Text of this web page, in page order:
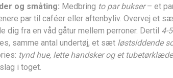
og småting: Medbring to par bukser– et
par til caféer eller aftenbyliv. Overvej et
dig fra en våd gåtur mellem perroner. Dertil 4-
samme antal undertøj, et sæt løstsiddende
tynd hue, lette handsker og et
i toget.